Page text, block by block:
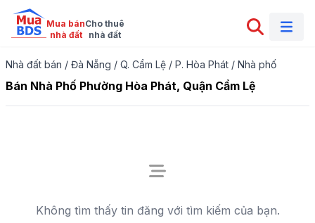
Mua bán
nhà đất
Cho thuê
nhà đất
Nhà đất bán / Đà Nẵng / Q. Cẩm Lệ / P. Hòa Phát / Nhà phố
Bán Nhà Phố Phường Hòa Phát, Quận Cẩm Lệ
Không tìm thấy tin đăng với tìm kiếm của bạn.